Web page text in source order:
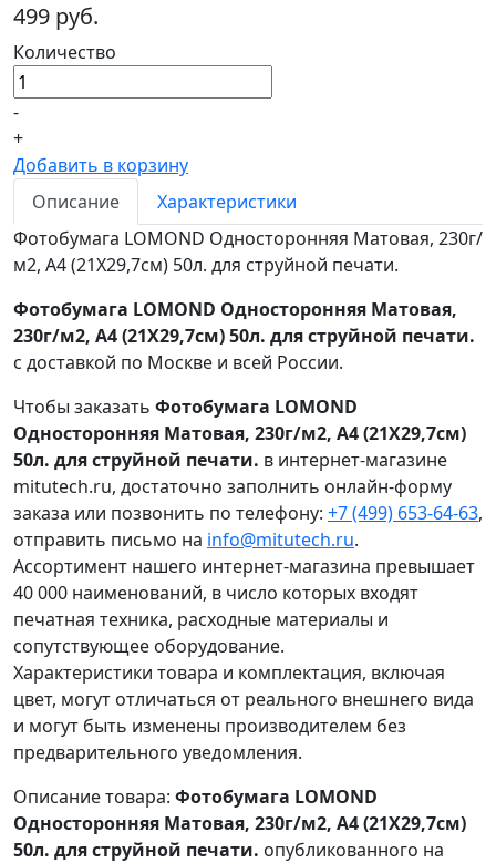
499 руб.
Количество
-
+
Добавить в корзину
Описание
Характеристики
Фотобумага LOMOND Односторонняя Матовая, 230г/
м2, A4 (21X29,7см) 50л. для струйной печати.
Фотобумага LOMOND Односторонняя Матовая,
230г/м2, A4 (21X29,7см) 50л. для струйной печати.
с доставкой по Москве и всей России.
Чтобы заказать Фотобумага LOMOND
Односторонняя Матовая, 230г/м2, A4 (21X29,7см)
50л. для струйной печати. в интернет-магазине
mitutech.ru, достаточно заполнить онлайн-форму
заказа или позвонить по телефону: +7 (499) 653-64-63,
отправить письмо на info@mitutech.ru.
Ассортимент нашего интернет-магазина превышает
40 000 наименований, в число которых входят
печатная техника, расходные материалы и
сопутствующее оборудование.
Характеристики товара и комплектация, включая
цвет, могут отличаться от реального внешнего вида
и могут быть изменены производителем без
предварительного уведомления.
Описание товара: Фотобумага LOMOND
Односторонняя Матовая, 230г/м2, A4 (21X29,7см)
50л. для струйной печати. опубликованного на